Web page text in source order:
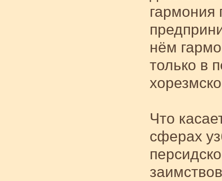
гармония
нём
только в
Что
сферах